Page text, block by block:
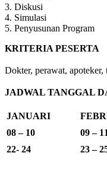
3. Diskusi
4. Simulasi
5. Penyusunan Program
KRITERIA PESERTA
Dokter, perawat,
JADWAL TANGGAL
JANUARI
08 – 10
09 – 11
22- 24
23 –